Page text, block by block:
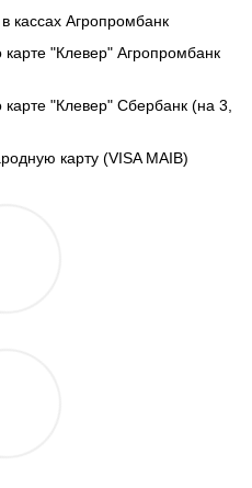
кассах Агропромбанк
"Клевер" Агропромбанк
"Клевер" Сбербанк (на 3,
карту (VISA MAIB)